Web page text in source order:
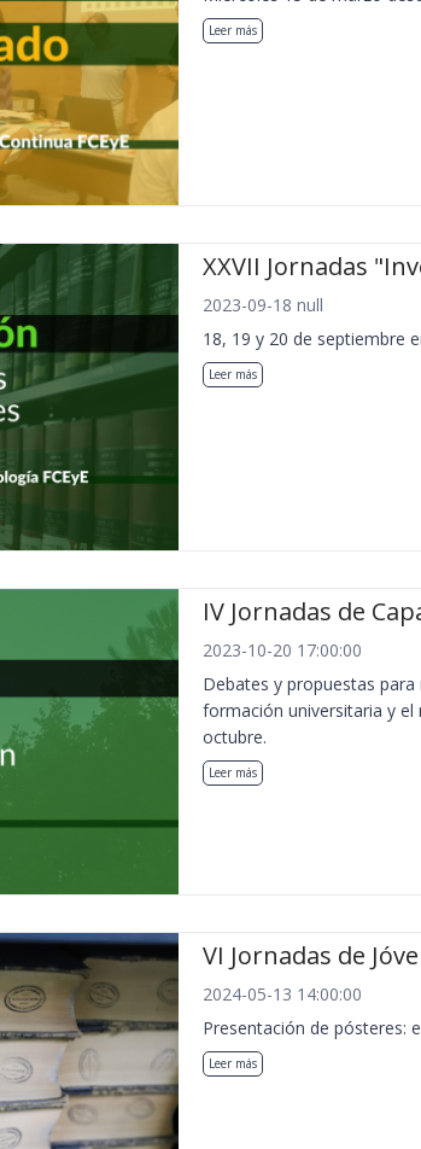
Leer más
XXVII Jornadas
2023-09-18 null
18, 19 y 20 de septiembre
Leer más
IV Jornadas de
2023-10-20 17:00:00
Debates y propuestas
formación universitaria y el
octubre.
Leer más
VI Jornadas de
2024-05-13 14:00:00
Presentación de pósteres:
Leer más